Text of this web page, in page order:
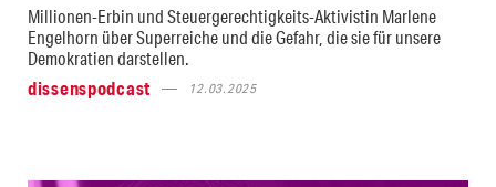
Millionen-Erbin und Steuergerechtigkeits-Aktivistin Marlene
Engelhorn über Superreiche und die Gefahr, die sie für unsere
Demokratien darstellen.
dissenspodcast
12.03.2025